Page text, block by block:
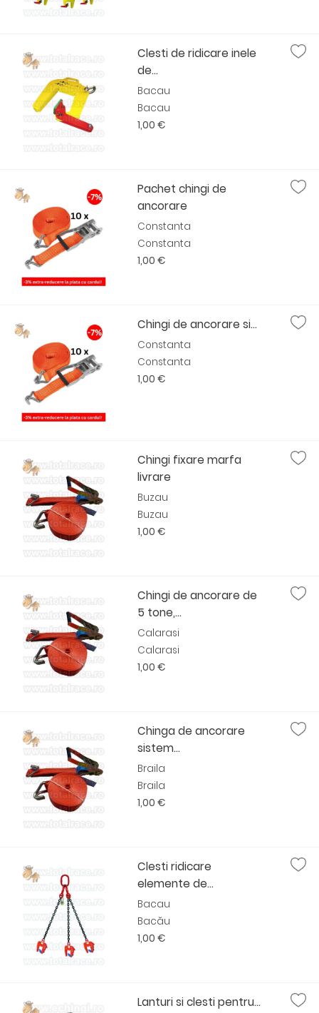
Clesti de ridicare inele
de...
Bacau
Bacau
1,00 €
Pachet chingi de
ancorare
Constanta
Constanta
1,00 €
Chingi de ancorare si...
Constanta
Constanta
1,00 €
Chingi fixare marfa
livrare
Buzau
Buzau
1,00 €
Chingi de ancorare de
5 tone,...
Calarasi
Calarasi
1,00 €
Chinga de ancorare
sistem...
Braila
Braila
1,00 €
Clesti ridicare
elemente de...
Bacau
Bacău
1,00 €
Lanturi si clesti pentru...